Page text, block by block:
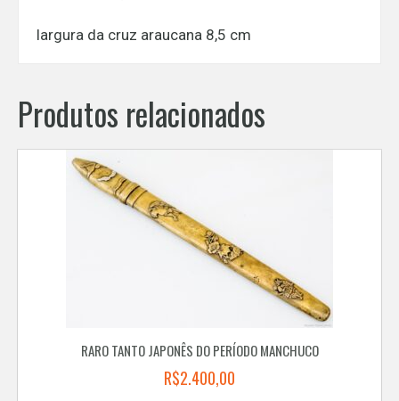
largura da cruz araucana 8,5 cm
Produtos relacionados
RARO TANTO JAPONÊS DO PERÍODO MANCHUCO
R$2.400,00